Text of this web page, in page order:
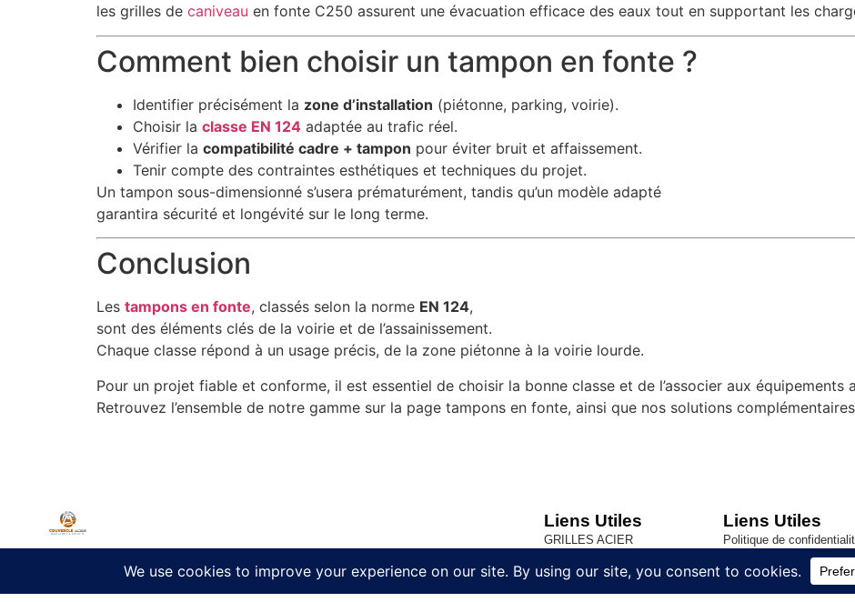
les grilles de caniveau en fonte C250 assurent une évacuation efficace des eaux tout en supportant les
Comment bien choisir un tampon en fonte ?
Identifier précisément la zone d’installation (piétonne, parking, voirie).
Choisir la classe EN 124adaptée au trafic réel.
Vérifier la compatibilité cadre + tampon pour éviter bruit et affaissement.
Tenir compte des contraintes esthétiques et techniques du projet.
Un tampon sous-dimensionné s’usera prématurément, tandis qu’un modèle adapté
garantira sécurité et longévité sur le long terme.
Conclusion
Les tampons en fonte, classés selon la norme EN 124,
sont des éléments clés de la voirie et de l’assainissement.
Chaque classe répond à un usage précis, de la zone piétonne à la voirie lourde.
Pour un projet fiable et conforme, il est essentiel de choisir la bonne classe et de l’associer aux équipements
Retrouvez l’ensemble de notre gamme sur la page tampons en fonte, ainsi que nos solutions
Commandez
Liens Utiles
GRILLES ACIER
Trappes de visite Sol
Liens Utiles
Politique de
Conditions générales de
Contact